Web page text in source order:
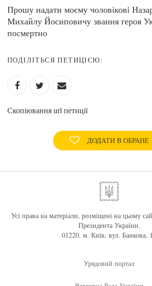
Прошу надати моєму чоловікові
Михайлу Йосиповичу звання героя
посмертно
ПОДІЛІТЬСЯ ПЕТИЦІЄЮ:
Скопіювання url петиції
ДОДАТИ В ОБРАНЕ
Усі права на матеріали, розміщені на цьому
Президента України.
01220, м. Київ, вул. Банкова,
Урядовий портал